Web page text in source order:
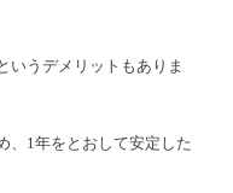
いうデメリットもありま
、1年をとおして安定した